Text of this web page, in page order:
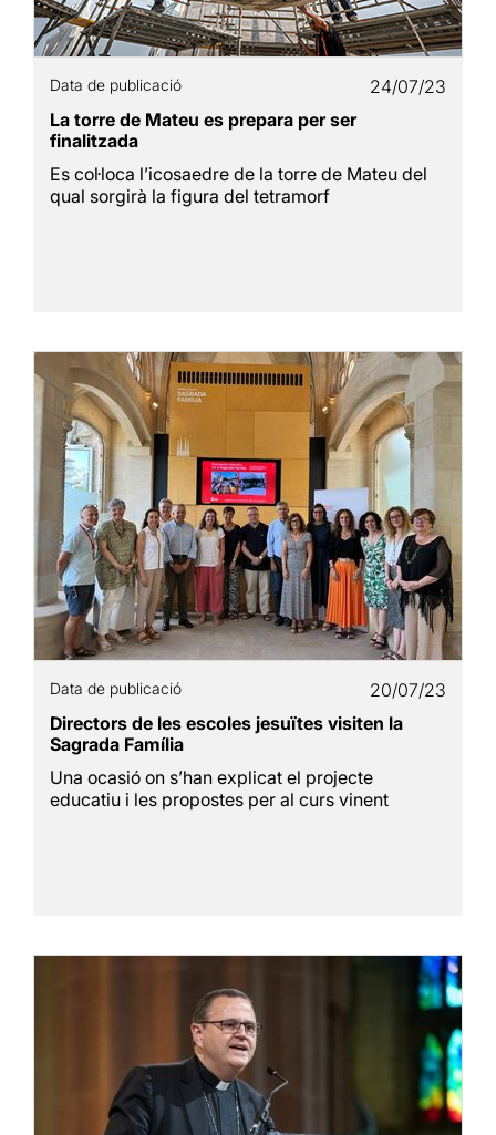
Data de publicació
24/07/23
La torre de Mateu es prepara per ser
finalitzada
Es col·loca l’icosaedre de la torre de Mateu del
qual sorgirà la figura del tetramorf
Data de publicació
20/07/23
Directors de les escoles jesuïtes visiten la
Sagrada Família
Una ocasió on s’han explicat el projecte
educatiu i les propostes per al curs vinent